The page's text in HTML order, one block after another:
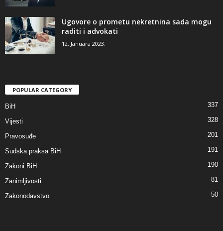
Ugovore o prometu nekretnina sada mogu
raditi i advokati
12. Januara 2023.
POPULAR CATEGORY
BiH 337
Vijesti 328
Pravosuđe 201
Sudska praksa BiH 191
Zakoni BiH 190
Zanimljivosti 81
Zakonodavstvo 50